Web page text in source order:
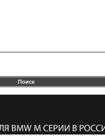
Поиск